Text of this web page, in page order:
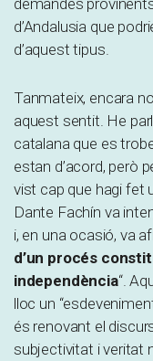
d’Andalusia que
d’aquest tipus.
Tanmateix, encara
aquest sentit. He
catalana que es
estan d’acord, però
vist cap que hagi fet
Dante Fachín va
i, en una ocasió, va
d’un procés
independència“.
lloc un
és renovant el
subjectivitat i veritat